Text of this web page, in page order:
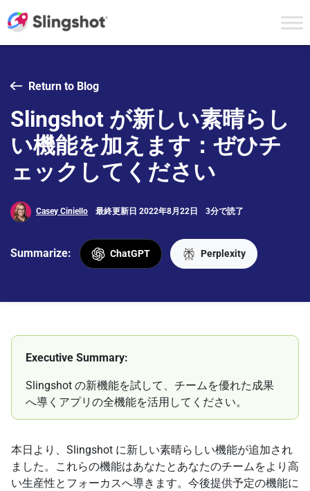
Return to Blog
Slingshot が新しい素晴らし
い機能を加えます：ぜひチ
ェックしてください
Casey Ciniello 最終更新日 2022年8月22日 3分で読了
Summarize: ChatGPT Perplexity
Executive Summary:
Slingshot の新機能を試して、チームを優れた成果
へ導くアプリの全機能を活用してください。
本日より、Slingshot に新しい素晴らしい機能が追加され
ました。これらの機能はあなたとあなたのチームをより高
い生産性とフォーカスへ導きます。今後提供予定の機能に